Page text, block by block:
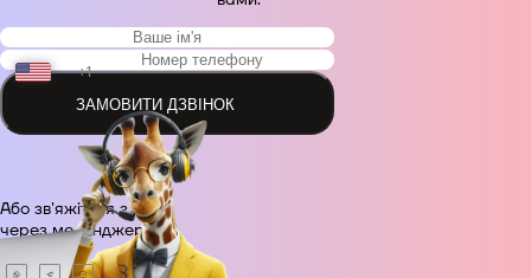
+1
+48
+380
ЗАМОВИТИ ДЗВІНОК
Або зв'яжіться з нами
через месенджер.